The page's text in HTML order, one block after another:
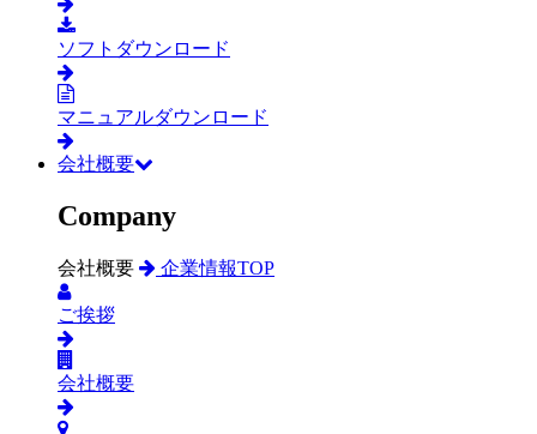
ソフトダウンロード
マニュアルダウンロード
会社概要
Company
会社概要 企業情報TOP
ご挨拶
会社概要